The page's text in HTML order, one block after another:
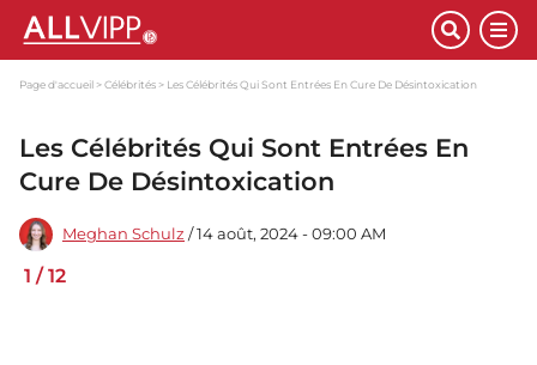
Page d'accueil Célébrités Les Célébrités Qui Sont Entrées En Cure De Désintoxication
Les Célébrités Qui Sont Entrées En
Cure De Désintoxication
Meghan Schulz / 14 août, 2024 - 09:00 AM
1 /12